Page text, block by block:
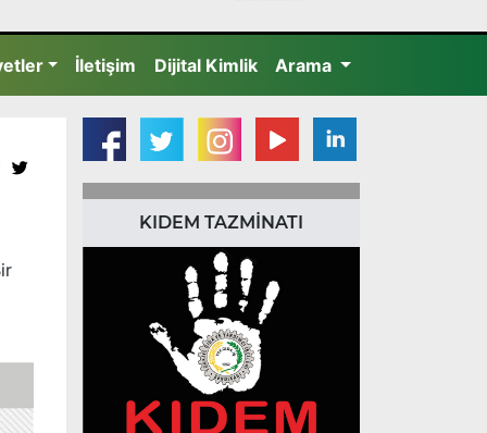
İletişim Dijital Kimlik Arama
KIDEM TAZMİNATI